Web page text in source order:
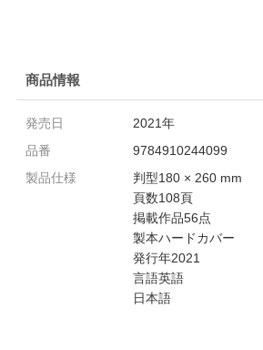
商品情報
発売日
2021年
品番
9784910244099
製品仕様
判型180 × 260 mm
頁数108頁
掲載作品56点
製本ハードカバー
発行年2021
言語英語
日本語